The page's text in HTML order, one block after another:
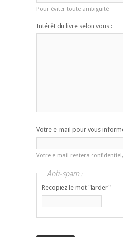
Pour éviter toute ambiguïté
Intérêt du livre selon vous :
Votre e-mail pour vous
Votre e-mail restera
Anti-spam :
Recopiez le mot "larder"